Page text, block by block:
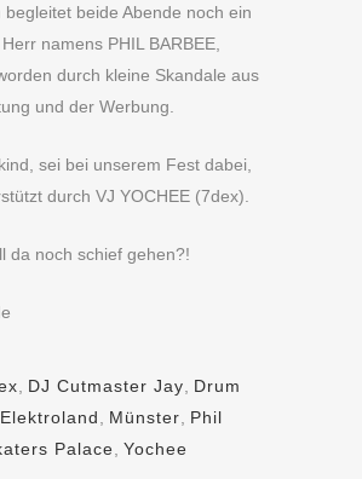
begleitet beide Abende noch ein
namens PHIL BARBEE,
durch kleine Skandale aus
und der Werbung.
sei bei unserem Fest dabei,
durch VJ YOCHEE (7dex).
da noch schief gehen?!
DJ Cutmaster Jay
Drum
Elektroland Münster
Phil
Palace Yochee